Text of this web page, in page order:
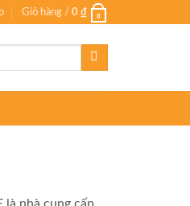
Giỏ hàng / 0 ₫ 0
là nhà cung cấp